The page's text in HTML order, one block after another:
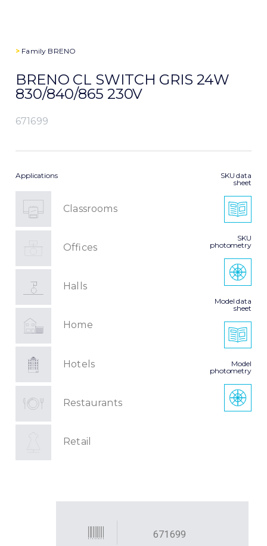
> Family BRENO
BRENO CL SWITCH GRIS 24W
830/840/865 230V
671699
Applications
Classrooms
Offices
Halls
Home
Hotels
Restaurants
Retail
SKU data
sheet
SKU
photometry
Model data
sheet
Model
photometry
671699